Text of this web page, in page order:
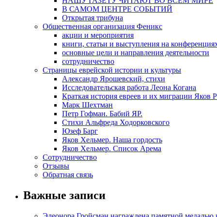
В САМОМ ЦЕНТРЕ СОБЫТИЙ
Открытая трибуна
Общественная организация Феникс
акции и мероприятия
книги, статьи и выступления на
основные цели и направления деятельности
сотрудничество
Страницы еврейской истории и культуры
Александр Ярошевский, стихи
Исследовательская работа Леона Когана
Краткая история евреев и их миграции Яков
Марк Шехтман
Петр Гофман. Бабий ЯР.
Стихи Альфреда Ходорковского
Юзеф Барг
Яков Хельмер. Наша гордость
Яков Хельмер. Список Арема
Сотрудничество
Отзывы
Обратная связь
Важные записи